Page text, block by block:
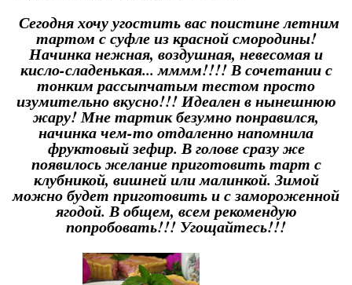
Сегодня хочу угостить вас поистине летним
тартом с суфле из красной смородины!
Начинка нежная, воздушная, невесомая и
кисло-сладенькая... мммм!!!! В сочетании с
тонким рассыпчатым тестом просто
изумительно вкусно!!! Идеален в нынешнюю
жару! Мне тартик безумно понравился,
начинка чем-то отдаленно напомнила
фруктовый зефир. В голове сразу же
появилось желание приготовить тарт с
клубникой, вишней или малинкой. Зимой
можно будет приготовить и с замороженной
ягодой. В общем, всем рекомендую
попробовать!!! Угощайтесь!!!